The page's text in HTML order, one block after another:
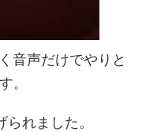
音声だけでやりと
。
れました。